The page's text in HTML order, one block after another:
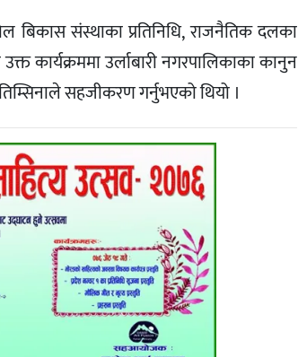
बिकास संस्थाका प्रतिनिधि, राजनैतिक दलका
कार्यक्रममा उर्लाबारी नगरपालिकाका कानुन
सहजीकरण गर्नुभएको थियो ।